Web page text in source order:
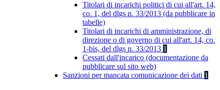
Titolari di incarichi politici di cui all'art. 14,
co. 1, del dlgs n. 33/2013 (da pubblicare in
tabelle)
Titolari di incarichi di amministrazione, di
direzione o di governo di cui all'art. 14, co.
1-bis, del dlgs n. 33/2013 1
Cessati dall'incarico (documentazione da
pubblicare sul sito web)
Sanzioni per mancata comunicazione dei dati 1